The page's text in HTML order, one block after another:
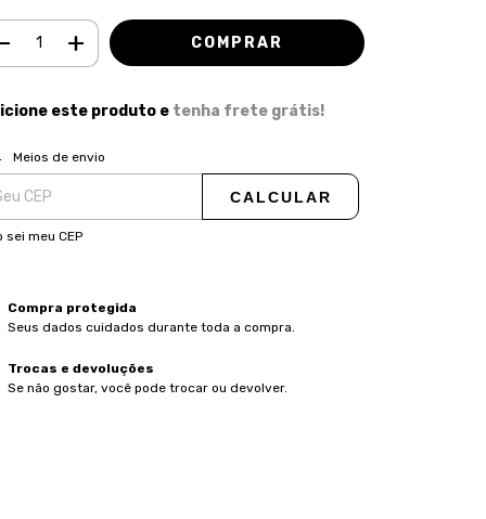
este produto e tenha frete grátis!
para o CEP:
Meios de envio
CALCULAR
sei meu CEP
Compra protegida
Seus dados cuidados durante toda a compra.
Trocas e devoluções
Se não gostar, você pode trocar ou devolver.